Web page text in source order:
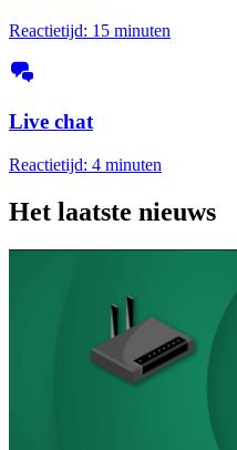
Reactietijd: 15 minuten
Live chat
Reactietijd: 4 minuten
Het laatste nieuws